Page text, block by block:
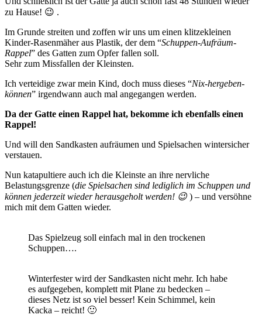
zu Hause! 😉 .
Im Grunde streiten und zoffen wir uns um einen klitzekleinen
Kinder-Rasenmäher aus Plastik, der dem “Schuppen-Aufräum-
Rappel” des Gatten zum Opfer fallen soll.
Sehr zum Missfallen der Kleinsten.
Ich verteidige zwar mein Kind, doch muss dieses “Nix-hergeben-
können” irgendwann auch mal angegangen werden.
Da der Gatte einen Rappel hat, bekomme ich ebenfalls einen
Rappel!
Und will den Sandkasten aufräumen und Spielsachen wintersicher
verstauen.
Nun katapultiere auch ich die Kleinste an ihre nervliche
Belastungsgrenze (die Spielsachen sind lediglich im Schuppen und
können jederzeit wieder herausgeholt werden! 😉 ) – und versöhne
mich mit dem Gatten wieder.
Das Spielzeug soll einfach mal in den trockenen
Schuppen….
Winterfester wird der Sandkasten nicht mehr. Ich habe
es aufgegeben, komplett mit Plane zu bedecken –
dieses Netz ist so viel besser! Kein Schimmel, kein
Kacka – reicht! 🙂